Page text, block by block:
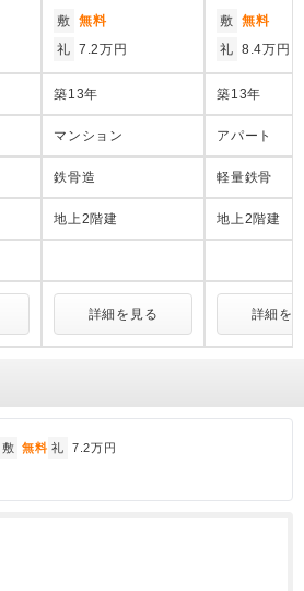
敷 無料
礼 7.2万円
敷 無料
礼 8.4万円
築13年 築13年
マンション アパート
鉄骨造 軽量鉄骨
地上2階建 地上2階建
詳細を見る 詳細を
敷 無料 礼 7.2万円